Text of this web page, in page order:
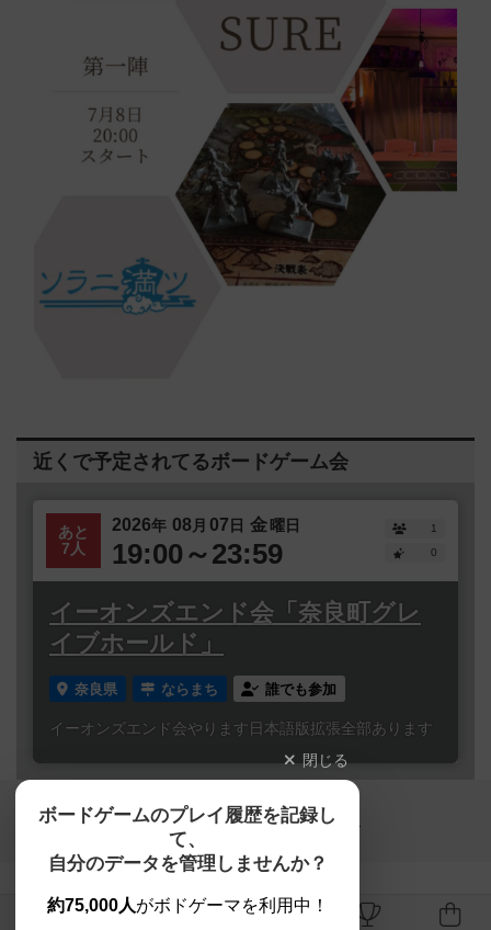
近くで予定されてるボードゲーム会
あと
7人
2026年 08 月 07日 金曜日
19:00～23:59
1
0
イーオンズエンド会「奈良町グレ
イブホールド」
奈良県 ならまち 誰でも参加
イーオンズエンド会やります日本語版拡張全部あります
閉じる
ボードゲームのプレイ履歴を記録し
て、
自分のデータを管理しませんか？
約75,000人がボドゲーマを利用中！
【ボドゲーマ】ボードゲームの総合情報サイト